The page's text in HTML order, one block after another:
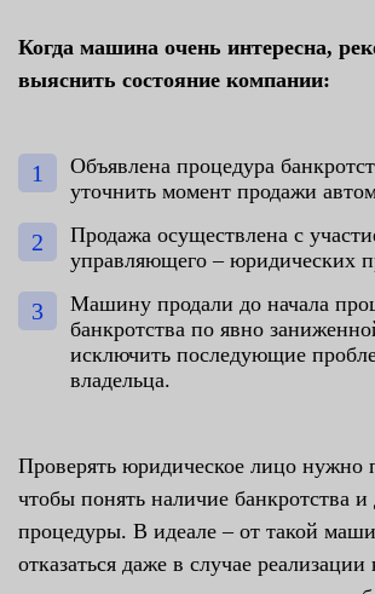
Когда машина очень интересна,
выяснить состояние компании:
Объявлена процедура
уточнить момент продажи
Продажа осуществлена с
управляющего – юридических
Машину продали до начала
банкротства по явно
исключить последующие
владельца.
Проверять юридическое лицо
чтобы понять наличие банкротства и
процедуры. В идеале – от такой
отказаться даже в случае